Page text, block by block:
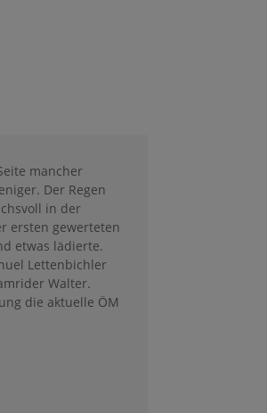
mancher
Der Regen
in der
ersten gewerteten
etwas lädierte.
Lettenbichler
Walter.
die aktuelle ÖM